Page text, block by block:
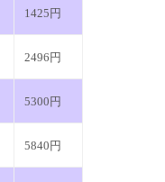
1425円
2496円
5300円
5840円